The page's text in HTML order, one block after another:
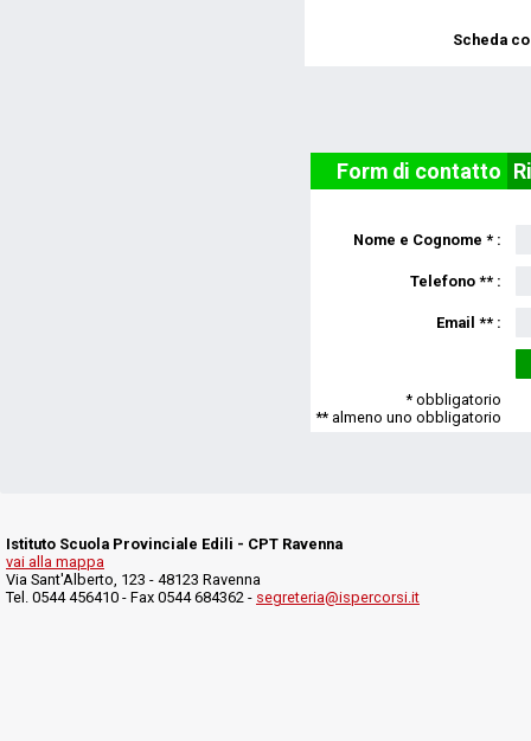
Scheda
Form di contatto
Nome e Cognome * :
Telefono ** :
Email ** :
* obbligatorio
** almeno uno obbligatorio
Istituto Scuola Provinciale Edili - CPT Ravenna
vai alla mappa
Via Sant'Alberto, 123 - 48123 Ravenna
Tel. 0544 456410 - Fax 0544 684362 - segreteria@ispercorsi.it